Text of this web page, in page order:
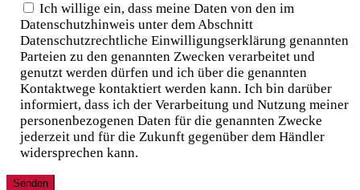
Ich willige ein, dass meine Daten von den im
Datenschutzhinweis unter dem Abschnitt
Datenschutzrechtliche Einwilligungserklärung genannten
Parteien zu den genannten Zwecken verarbeitet und
genutzt werden dürfen und ich über die genannten
Kontaktwege kontaktiert werden kann. Ich bin darüber
informiert, dass ich der Verarbeitung und Nutzung meiner
personenbezogenen Daten für die genannten Zwecke
jederzeit und für die Zukunft gegenüber dem Händler
widersprechen kann.